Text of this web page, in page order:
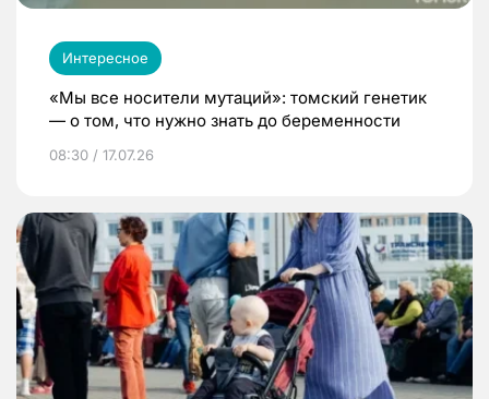
Интересное
«Мы все носители мутаций»: томский генетик
— о том, что нужно знать до беременности
08:30 / 17.07.26